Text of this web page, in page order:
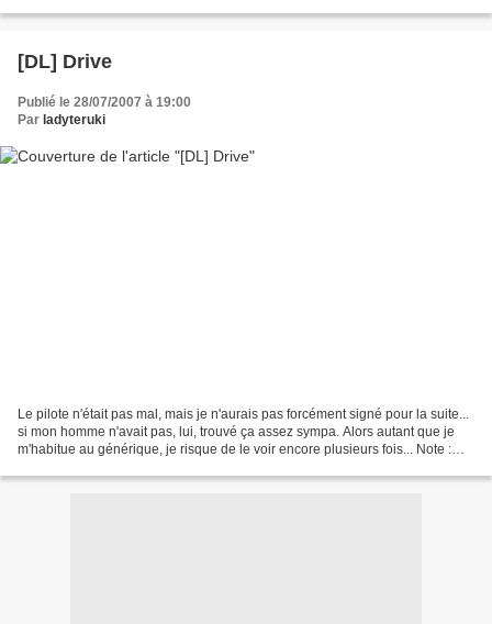
[DL] Drive
Publié le 28/07/2007 à 19:00
Par ladyteruki
Le pilote n'était pas mal, mais je n'aurais pas forcément signé pour la suite...
si mon homme n'avait pas, lui, trouvé ça assez sympa. Alors autant que je
m'habitue au générique, je risque de le voir encore plusieurs fois... Note :